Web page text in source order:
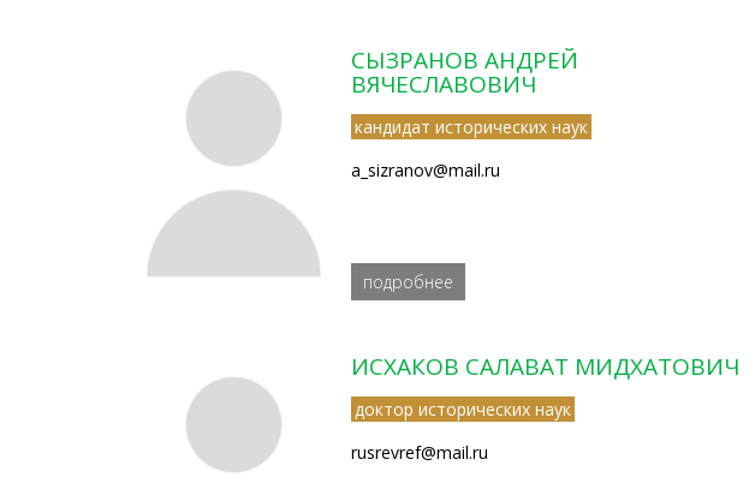
СЫЗРАНОВ АНДРЕЙ
ВЯЧЕСЛАВОВИЧ
кандидат исторических наук
a_sizranov@mail.ru
подробнее
ИСХАКОВ САЛАВАТ МИДХАТОВИЧ
доктор исторических наук
rusrevref@mail.ru